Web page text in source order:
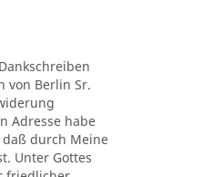
von Berlin Sr.
Adresse habe
durch Meine
Unter Gottes